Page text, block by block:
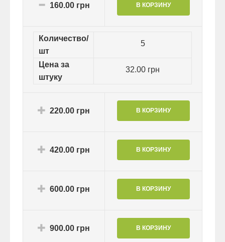
160.00 грн
Количество/
шт
5
Цена за
штуку
32.00 грн
220.00 грн
420.00 грн
600.00 грн
900.00 грн